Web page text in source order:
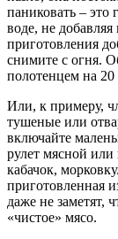
паниковать – это
воде, не
приготовления
снимите с огня.
полотенцем на 20
Или, к примеру,
тушеные или
включайте
рулет мясной или
кабачок,
приготовленная
даже не заметят,
«чистое» мясо.